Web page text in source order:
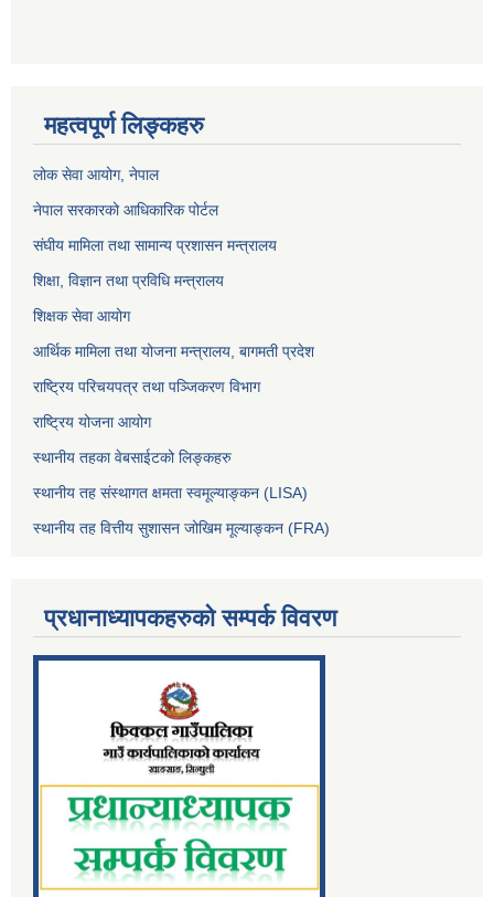
महत्वपूर्ण लिङ्कहरु
लोक सेवा आयोग, नेपाल
नेपाल सरकारको आधिकारिक पोर्टल
संघीय मामिला तथा सामान्य प्रशासन मन्त्रालय
शिक्षा, विज्ञान तथा प्रविधि मन्त्रालय
शिक्षक सेवा आयोग
आर्थिक मामिला तथा योजना मन्त्रालय, बागमती प्रदेश
राष्ट्रिय परिचयपत्र तथा पञ्जिकरण विभाग
राष्ट्रिय योजना आयोग
स्थानीय तहका वेबसाईटको लिङ्कहरु
स्थानीय तह संस्थागत क्षमता स्वमूल्याङ्कन (LISA)
स्थानीय तह वित्तीय सुशासन जोखिम मूल्याङ्कन (FRA)
प्रधानाध्यापकहरुको सम्पर्क विवरण